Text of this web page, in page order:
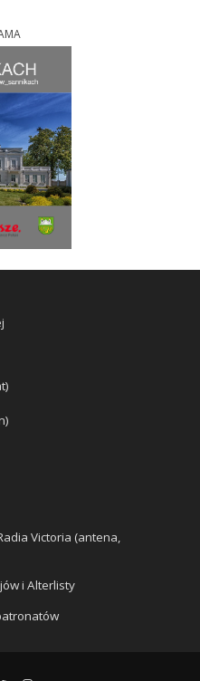
Victoria (antena,
i Alterlisty